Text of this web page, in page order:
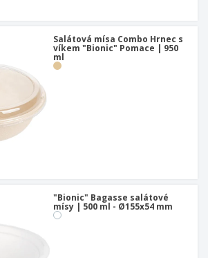
Salátová mísa Combo Hrnec s
víkem "Bionic" Pomace | 950
ml
"Bionic" Bagasse salátové
mísy | 500 ml - Ø155x54 mm